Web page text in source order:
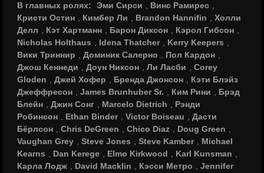
В главных ролях:
Эми Сирси Винс Рамирес
Кристи Остин
Кимбер Ли Brandon Hannifin ,Холли
Делл
Кэт Хартманн Барон Диксон Кэрол Гибсон
Nicholas Holthaus
Idena Thatcher Kerry Keepers
Вики Триннир
,Доминик Салерно Пол Кардон
Джош Кеннеди
,Доун Никсон ,Ли Ласби ,Corey
Gloden
,Джей Хофер Бренда Джонсон
Кэти Блэйз
Джеффресон
,James Brunhuber Sr. Ким Рини
Брэд
Блейн
,Джин Сонг Marcelo Dietrich
Рэнди
Робинсон
Ethan Binder ,Victor Boiseau ,Дасти
Бёрлсон
,Chris DeGreen ,Chico Diaz Doug Green
Vaughan Grey
,Steve Jones ,Steve Kamber
Michael
Kearns
Dan Kerege Elmo Kirkwood Karl Kunsman
Карла Лодж
David Macklin Кэсси Метро ,Jennifer